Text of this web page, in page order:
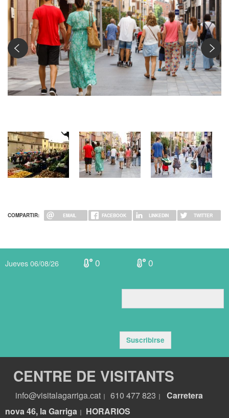
COMPARTIR: EMAIL FACEBOOK LINKEDIN TWITTER
Jueves 06/08/26 0 0
Suscribirse
CENTRE DE VISITANTS
info@visitalagarriga.cat 610 477 823
Carretera
nova 46, la Garriga
HORARIOS